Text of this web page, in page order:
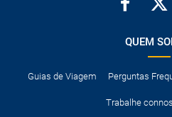
QUEM
Guias de Viagem Perguntas
Trabalhe